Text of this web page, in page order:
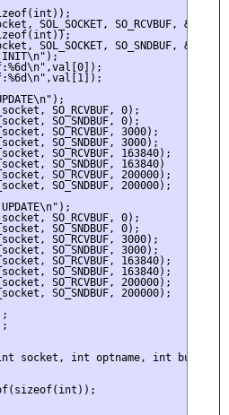
SOL_SOCKET, SO_RCVBUF,
SOL_SOCKET, SO_SNDBUF,
SO_RCVBUF, 0);
SO_SNDBUF, 0);
SO_RCVBUF, 3000);
SO_SNDBUF, 3000);
SO_RCVBUF, 163840);
SO_SNDBUF, 163840)
SO_RCVBUF, 200000);
SO_SNDBUF, 200000);
SO_RCVBUF, 0);
SO_SNDBUF, 0);
SO_RCVBUF, 3000);
SO_SNDBUF, 3000);
SO_RCVBUF, 163840);
SO_SNDBUF, 163840);
SO_RCVBUF, 200000);
SO_SNDBUF, 200000);
socket, int optname, int